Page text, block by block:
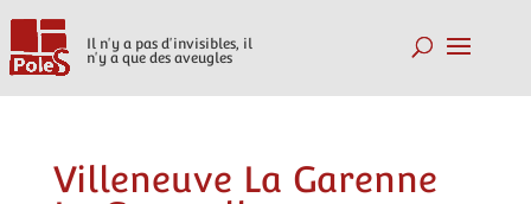
Il n'y a pas d'invisibles, il
n'y a que des aveugles
Villeneuve La Garenne